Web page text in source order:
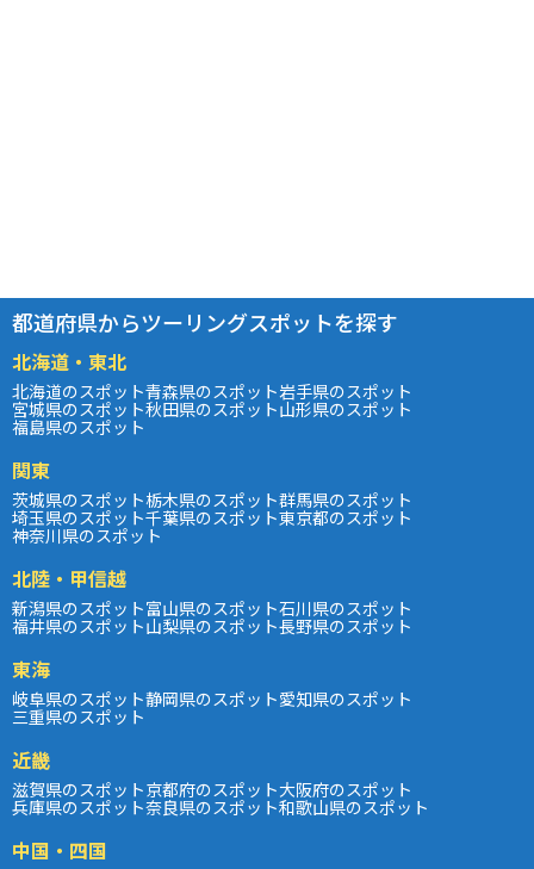
都道府県からツーリングスポットを探す
北海道・東北
北海道のスポット青森県のスポット岩手県のスポット
宮城県のスポット秋田県のスポット山形県のスポット
福島県のスポット
関東
茨城県のスポット栃木県のスポット群馬県のスポット
埼玉県のスポット千葉県のスポット東京都のスポット
神奈川県のスポット
北陸・甲信越
新潟県のスポット富山県のスポット石川県のスポット
福井県のスポット山梨県のスポット長野県のスポット
東海
岐阜県のスポット静岡県のスポット愛知県のスポット
三重県のスポット
近畿
滋賀県のスポット京都府のスポット大阪府のスポット
兵庫県のスポット奈良県のスポット和歌山県のスポット
中国・四国